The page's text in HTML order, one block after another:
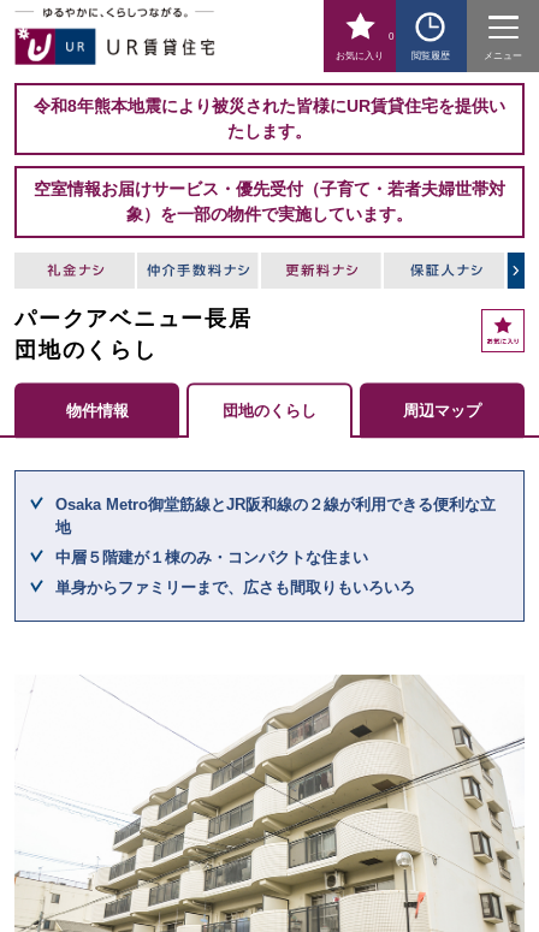
お気に入り
0
閲覧履歴
メニュー
令和8年熊本地震により被災された皆様にUR賃貸住宅を提供い
たします。
空室情報お届けサービス・優先受付（子育て・若者夫婦世帯対
象）を一部の物件で実施しています。
パークアベニュー長居
団地のくらし
お
気
入
り
物件情報 団地のくらし 周辺マップ
Osaka Metro御堂筋線とJR阪和線の２線が利用できる便利な立
地
中層５階建が１棟のみ・コンパクトな住まい
単身からファミリーまで、広さも間取りもいろいろ